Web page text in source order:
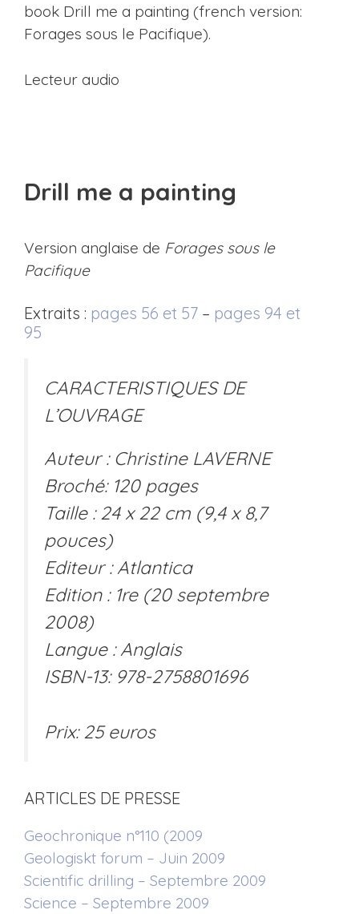
book Drill me a painting (french version:
Forages sous le Pacifique).
Lecteur audio
Drill me a painting
Version anglaise de Forages sous le
Pacifique
Extraits : pages 56 et 57 – pages 94 et
95
CARACTERISTIQUES DE
L’OUVRAGE
Auteur : Christine LAVERNE
Broché: 120 pages
Taille : 24 x 22 cm (9,4 x 8,7
pouces)
Editeur : Atlantica
Edition : 1re (20 septembre
2008)
Langue : Anglais
ISBN-13: 978-2758801696
Prix: 25 euros
ARTICLES DE PRESSE
Geochronique n°110 (2009
Geologiskt forum – Juin 2009
Scientific drilling – Septembre 2009
Science – Septembre 2009